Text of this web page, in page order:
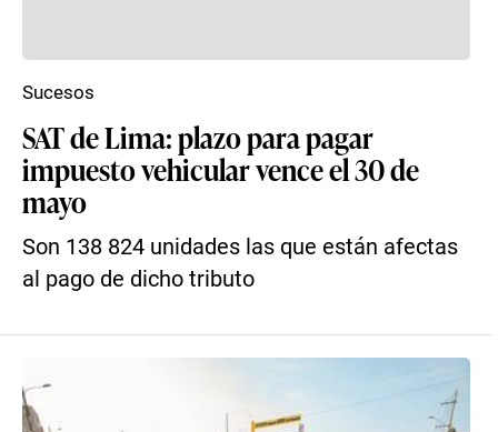
SAT de Lima: plazo para pagar
impuesto vehicular vence el 30 de
mayo
Son 138 824 unidades las que están afectas
al pago de dicho tributo
Sucesos